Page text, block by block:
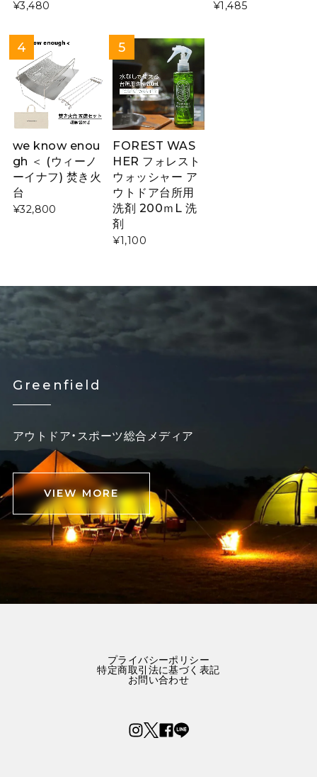
¥3,480 ¥1,485
we know enou
gh ＜ (ウィーノ
ーイナフ) 焚き火
台
¥32,800
FOREST WAS
HER フォレスト
ウォッシャー ア
ウトドア台所用
洗剤 200ｍL 洗
剤
¥1,100
Greenfield
アウトドア・スポーツ総合メディア
VIEW MORE
プライバシーポリシー
特定商取引法に基づく表記
お問い合わせ